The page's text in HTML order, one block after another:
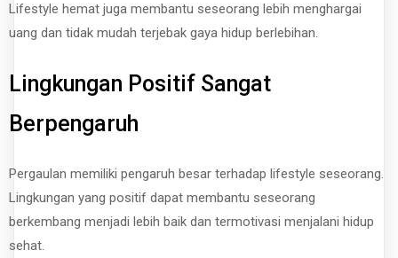
Lifestyle hemat juga membantu seseorang lebih menghargai
uang dan tidak mudah terjebak gaya hidup berlebihan.
Lingkungan Positif Sangat
Berpengaruh
Pergaulan memiliki pengaruh besar terhadap lifestyle seseorang.
Lingkungan yang positif dapat membantu seseorang
berkembang menjadi lebih baik dan termotivasi menjalani hidup
sehat.